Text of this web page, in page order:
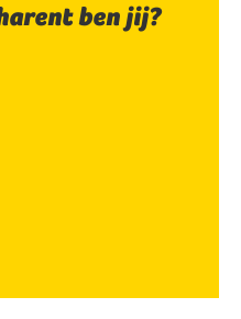
ben jij?